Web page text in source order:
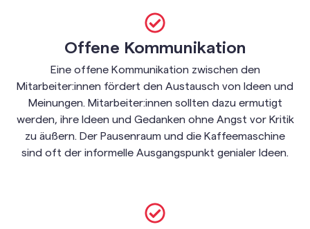
Offene Kommunikation
Eine offene Kommunikation zwischen den
Mitarbeiter:innen fördert den Austausch von Ideen und
Meinungen. Mitarbeiter:innen sollten dazu ermutigt
werden, ihre Ideen und Gedanken ohne Angst vor Kritik
zu äußern. Der Pausenraum und die Kaffeemaschine
sind oft der informelle Ausgangspunkt genialer Ideen.